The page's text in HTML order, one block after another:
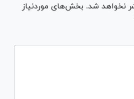
نخواهد شد. بخش‌های موردنیاز